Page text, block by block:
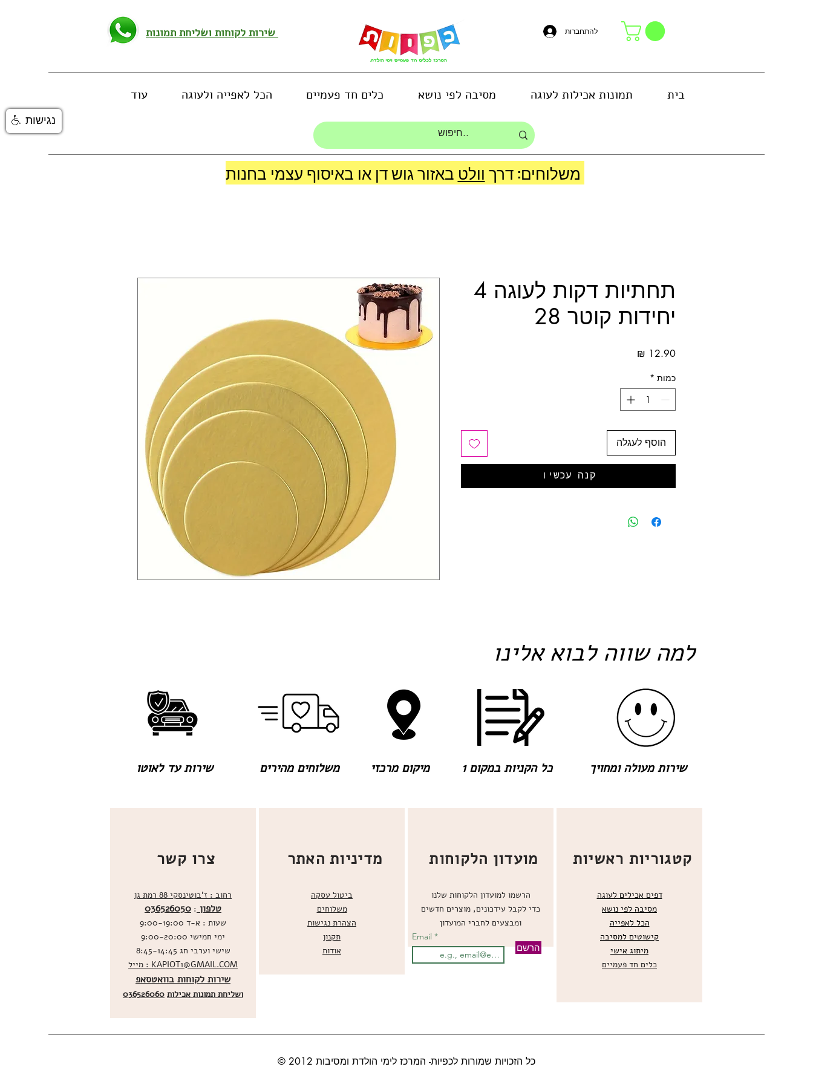
להתחברות
בית תמונות אכילות לעוגה מסיבה לפי נושא כלים חד פעמיים הכל לאפייה ולעוגה עוד
משלוחים: דרך וולט
תחתיות דקות לעוגה 4
יחידות קוטר 28
כמות *
הוסף לעגלה
קנה עכשיו
שירות עד לאוטו משלוחים מהירים
למה שווה לבוא אלינו
מיקום מרכזי כל הקניות במקום 1 שירות מעולה ומחויך
צרו קשר
רחוב : ז'בוטינסקי 88 רמת גן
טלפון :
036526050
שעות : א-ד 9:00-19:00
ימי חמישי 9:00-20:00
שישי וערבי חג 8:45-14:45
מייל : KAPIOT1@GMAIL.COM
שירות לקוחות בוואטסאפ
ושליחת תמונות אכילות 036526060
מדיניות האתר
ביטול עסקה
משלוחים
הצהרת נגישות
תקנון
אודות
מועדון הלקוחות
הרשמו למועדון הלקוחות שלנו
כדי לקבל עידכונים, מוצרים חדשים
ומבצעים לחברי המועדון
קטגוריות ראשיות
דפים אכילים לעוגה
מסיבה לפי נושא
הכל לאפייה
קישוטים למסיבה
מיתוג אישי
כלים חד פעמיים
Email
הרשם
© כל הזכויות שמורות לכפיות- המרכז לימי הולדת ומסיבות 2012
נגישות